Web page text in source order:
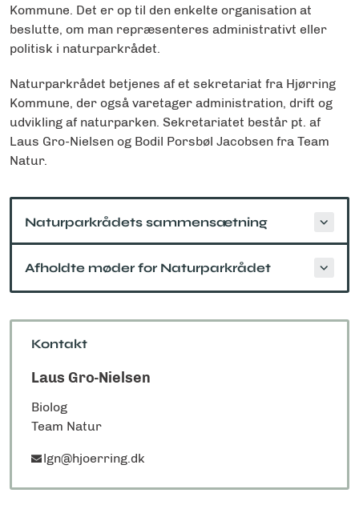
Kommune. Det er op til den enkelte organisation at
beslutte, om man repræsenteres administrativt eller
politisk i naturparkrådet.
Naturparkrådet betjenes af et sekretariat fra Hjørring
Kommune, der også varetager administration, drift og
udvikling af naturparken. Sekretariatet består pt. af
Laus Gro-Nielsen og Bodil Porsbøl Jacobsen fra Team
Natur.
Naturparkrådets sammensætning
Afholdte møder for Naturparkrådet
Kontakt
Laus Gro-Nielsen
Biolog
Team Natur
lgn@hjoerring.dk